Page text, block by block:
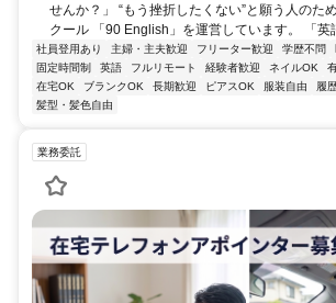
せんか？」 “もう挫折したくない”と願う人のた
クール 「90 English」を運営しています。 「英
社員登用あり 主婦・主夫歓迎 フリーター歓迎 学歴不問
固定時間制
英語 フルリモート 経験者歓迎 ネイルOK
在宅OK
ブランクOK 長期歓迎 ピアスOK 服装自由
履
髪型・髪色自由
業務委託